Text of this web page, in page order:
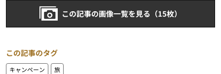
この記事の画像一覧を見る（15枚）
この記事のタグ
キャンペーン 旅